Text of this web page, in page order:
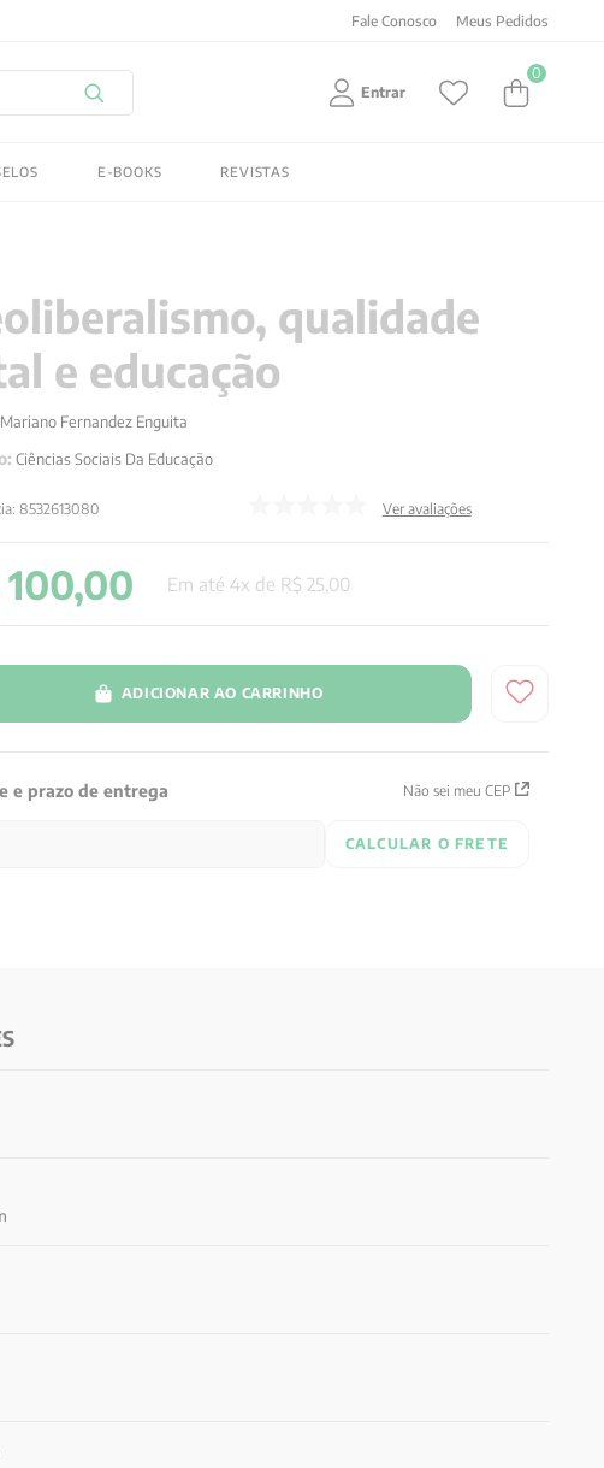
Fale Conosco Meus Pedidos
Entrar
0
E-BOOKS REVISTAS
qualidade
e educação
Mariano Fernandez Enguita
Ciências Sociais Da Educação
:8532613080 Ver avaliações
100,00 Em até 4x de R$ 25 00
ADICIONAR AO CARRINHO
e prazo de entrega Não sei meu CEP
CALCULAR O FRETE